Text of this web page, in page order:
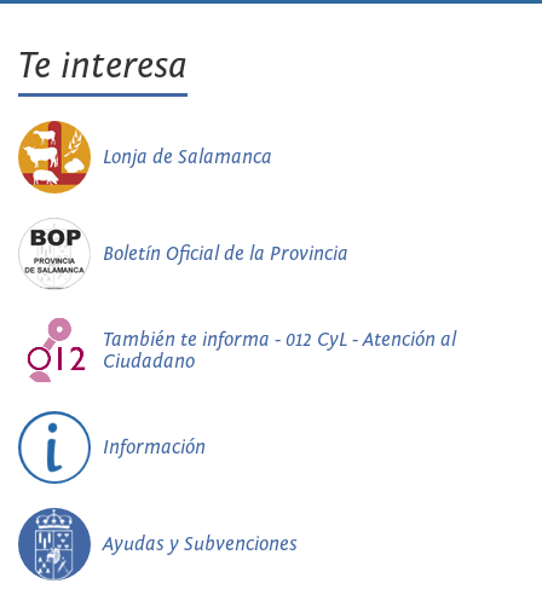
Te interesa
Lonja de Salamanca
Boletín Oficial de la Provincia
También te informa - 012 CyL - Atención al
Ciudadano
Información
Ayudas y Subvenciones